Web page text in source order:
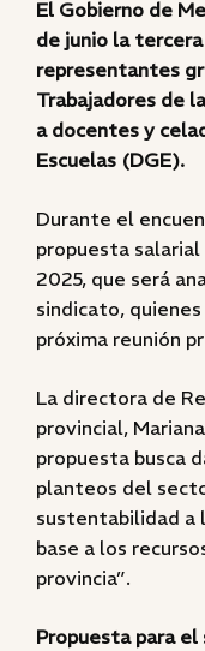
El Gobierno de
de junio la
representantes
Trabajadores de
a docentes y
Escuelas (DGE).
Durante el
propuesta
2025, que será
sindicato,
próxima reunión
La directora de
provincial,
propuesta busca
planteos del
sustentabilidad a
base a los
provincia”.
Propuesta para